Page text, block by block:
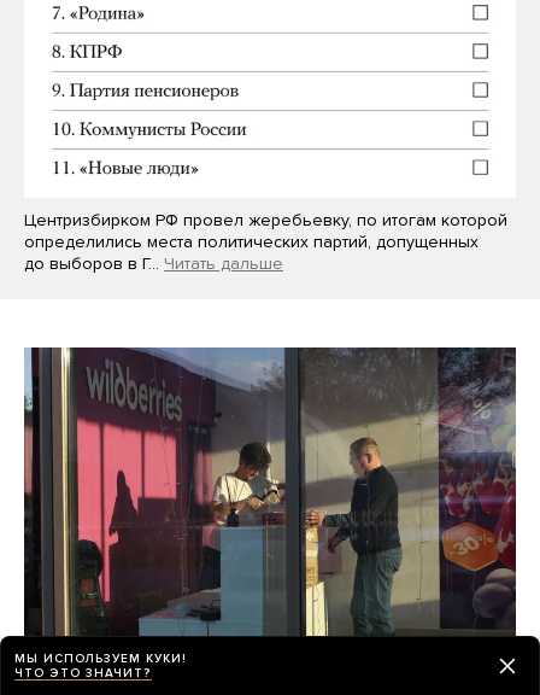
Центризбирком РФ провел жеребьевку, по итогам которой
определились места политических партий, допущенных
до выборов в Г… Читать дальше
МЫ ИСПОЛЬЗУЕМ КУКИ!
ЧТО ЭТО ЗНАЧИТ?